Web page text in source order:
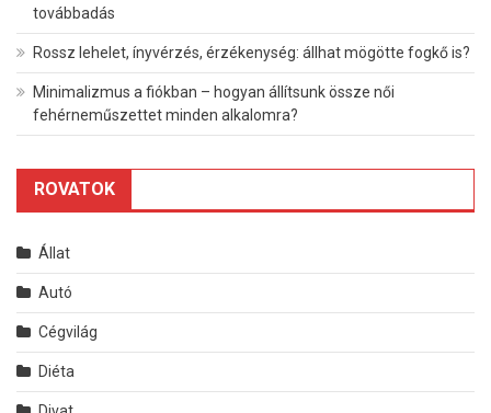
továbbadás
Rossz lehelet, ínyvérzés, érzékenység: állhat mögötte fogkő is?
Minimalizmus a fiókban – hogyan állítsunk össze női
fehérneműszettet minden alkalomra?
ROVATOK
Állat
Autó
Cégvilág
Diéta